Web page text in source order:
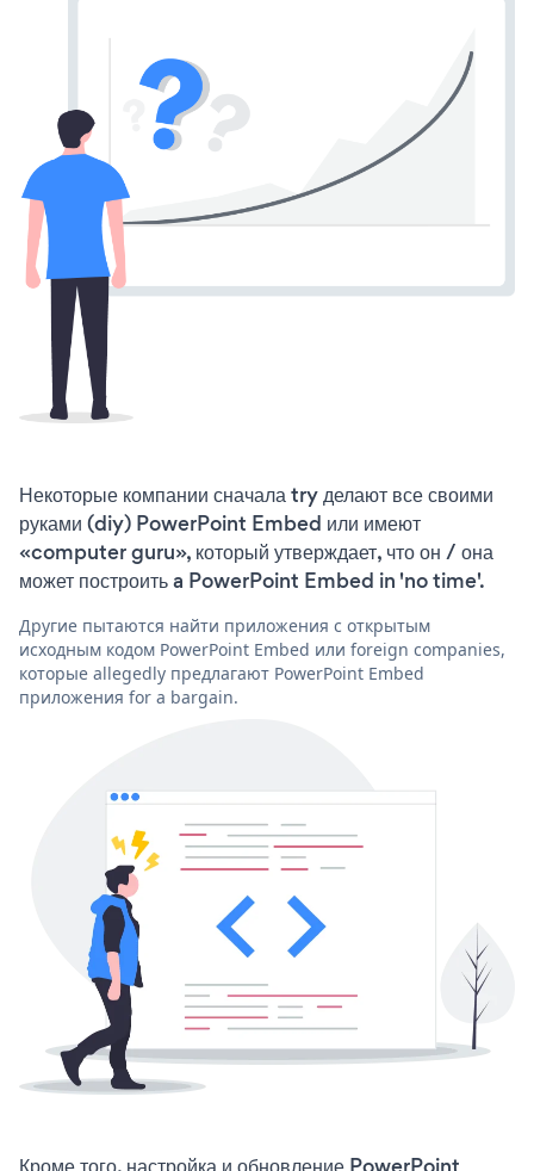
Некоторые компании сначала try делают все своими
руками (diy) PowerPoint Embed или имеют
«computer guru», который утверждает, что он / она
может построить a PowerPoint Embed in 'no time'.
Другие пытаются найти приложения с открытым
исходным кодом PowerPoint Embed или foreign companies,
которые allegedly предлагают PowerPoint Embed
приложения for a bargain.